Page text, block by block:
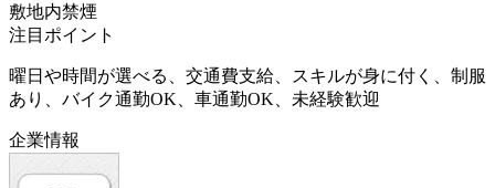
敷地内禁煙
注目ポイント
曜日や時間が選べる、交通費支給、スキルが身に付く、制服
あり、バイク通勤OK、車通勤OK、未経験歓迎
企業情報